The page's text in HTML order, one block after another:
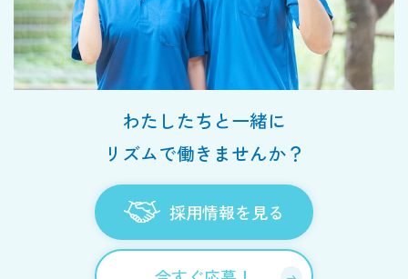
わたしたちと一緒に
リズムで働きませんか？
採用情報を見る